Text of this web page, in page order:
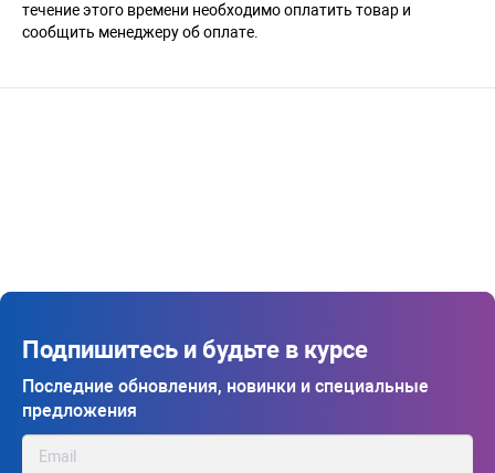
течение этого времени необходимо оплатить товар и
сообщить менеджеру об оплате.
Подпишитесь и будьте в курсе
Последние обновления, новинки и специальные
предложения